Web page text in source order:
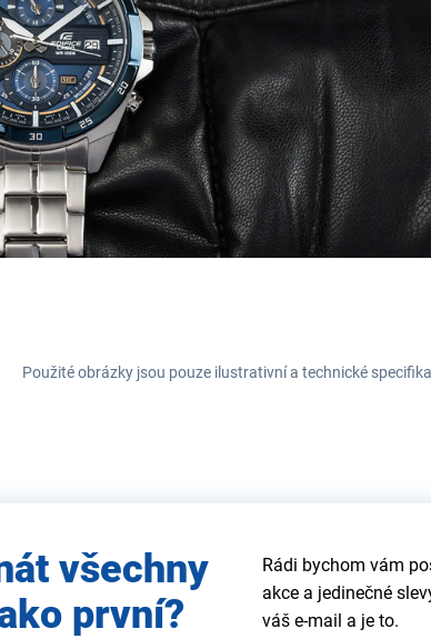
Použité obrázky jsou pouze ilustrativní a technické
všechny
první?
Rádi bychom vám
akce a jedinečné
váš e-mail a je to.